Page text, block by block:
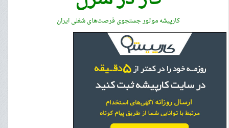
کارپیشه موتور جستجوی فرصت‌های شغلی ایران